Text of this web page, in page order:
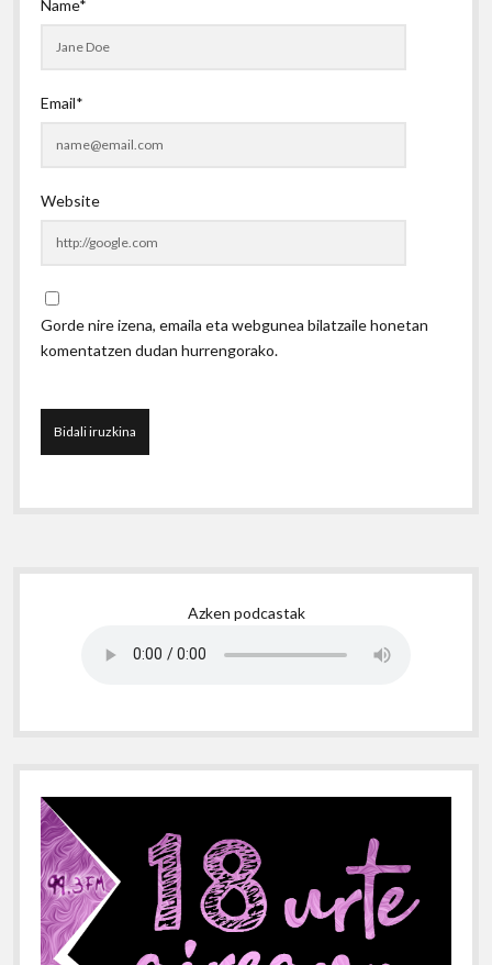
Name*
Email*
Website
Gorde nire izena, emaila eta webgunea bilatzaile honetan
komentatzen dudan hurrengorako.
Sidebar
Azken podcastak